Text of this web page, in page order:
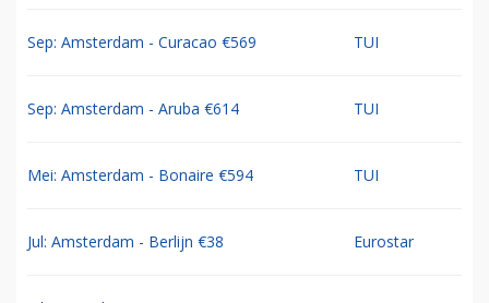
Sep: Amsterdam - Curacao €569 TUI
Sep: Amsterdam - Aruba €614 TUI
Mei: Amsterdam - Bonaire €594 TUI
Jul: Amsterdam - Berlijn €38 Eurostar